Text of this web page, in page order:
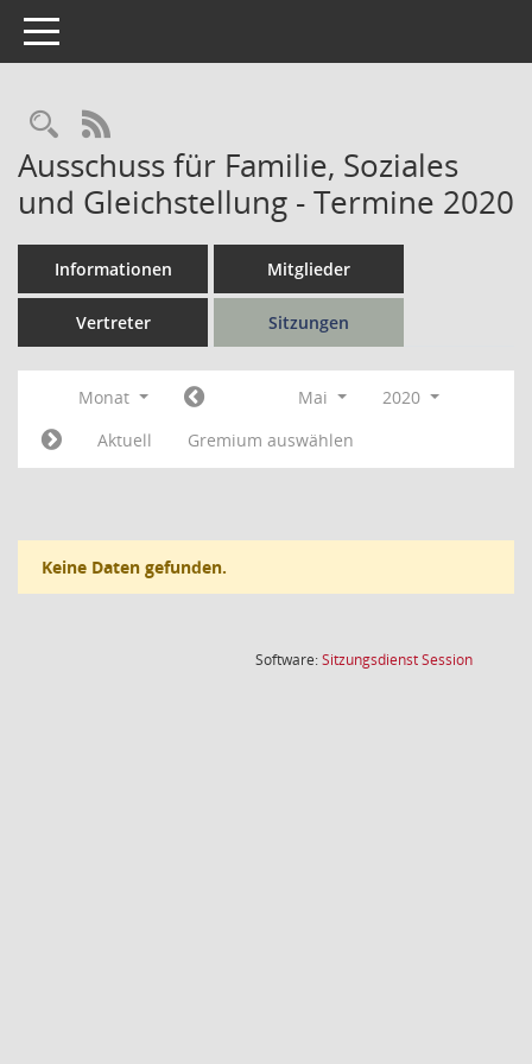
Toggle navigation
Rechercheauswahl
RSS-Feed
Ausschuss für Familie, Soziales
und Gleichstellung - Termine 2020
Informationen Mitglieder
Vertreter Sitzungen
Monat Mai
2020
Aktuell
Gremium auswählen
Keine Daten gefunden.
Software:SitzungsdienstSession(Wird in